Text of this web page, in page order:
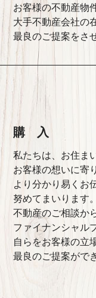
お客様の不動産物
大手不動産会社の
最良のご提案をさ
購 入
私たちは、お住ま
お客様の想いに寄
より分かり易くお
努めてまいります。
不動産のご相談か
ファイナンシャル
自らをお客様の立
最良のご提案がで